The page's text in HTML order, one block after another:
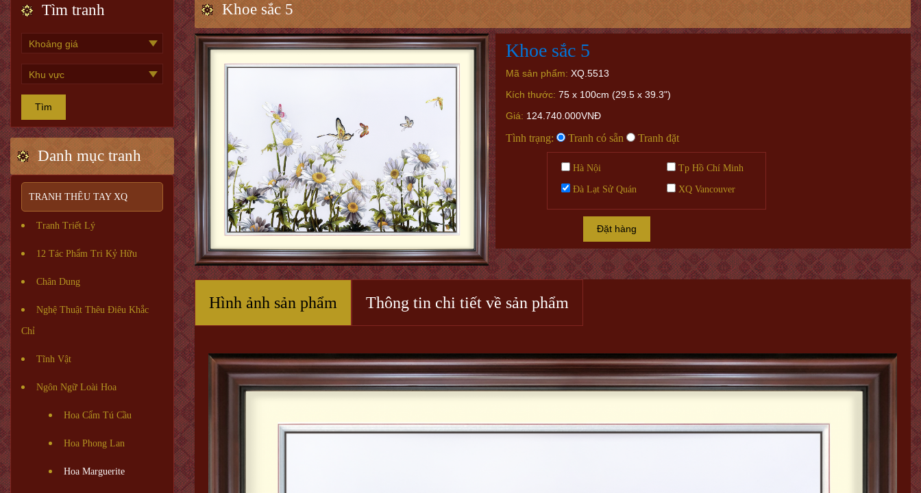
Tìm tranh
Tìm
Danh mục tranh
TRANH THÊU TAY XQ
Tranh Triết Lý
12 Tác Phẩm Tri Kỷ Hữu
Chân Dung
Nghệ Thuật Thêu Điêu Khắc
Chỉ
Tĩnh Vật
Ngôn Ngữ Loài Hoa
Hoa Cẩm Tú Cầu
Hoa Phong Lan
Hoa Marguerite
Khoe sắc 5
Khoe sắc 5
Mã sản phẩm: XQ.5513
Kích thước: 75 x 100cm (29.5 x 39.3")
Giá: 124.740.000VNĐ
Tình trạng: Tranh có sẵn Tranh đặt
Hà Nội Tp Hồ Chí Minh
Đà Lạt Sử Quán XQ Vancouver
Đặt hàng
Hình ảnh sản phẩm Thông tin chi tiết về sản phẩm